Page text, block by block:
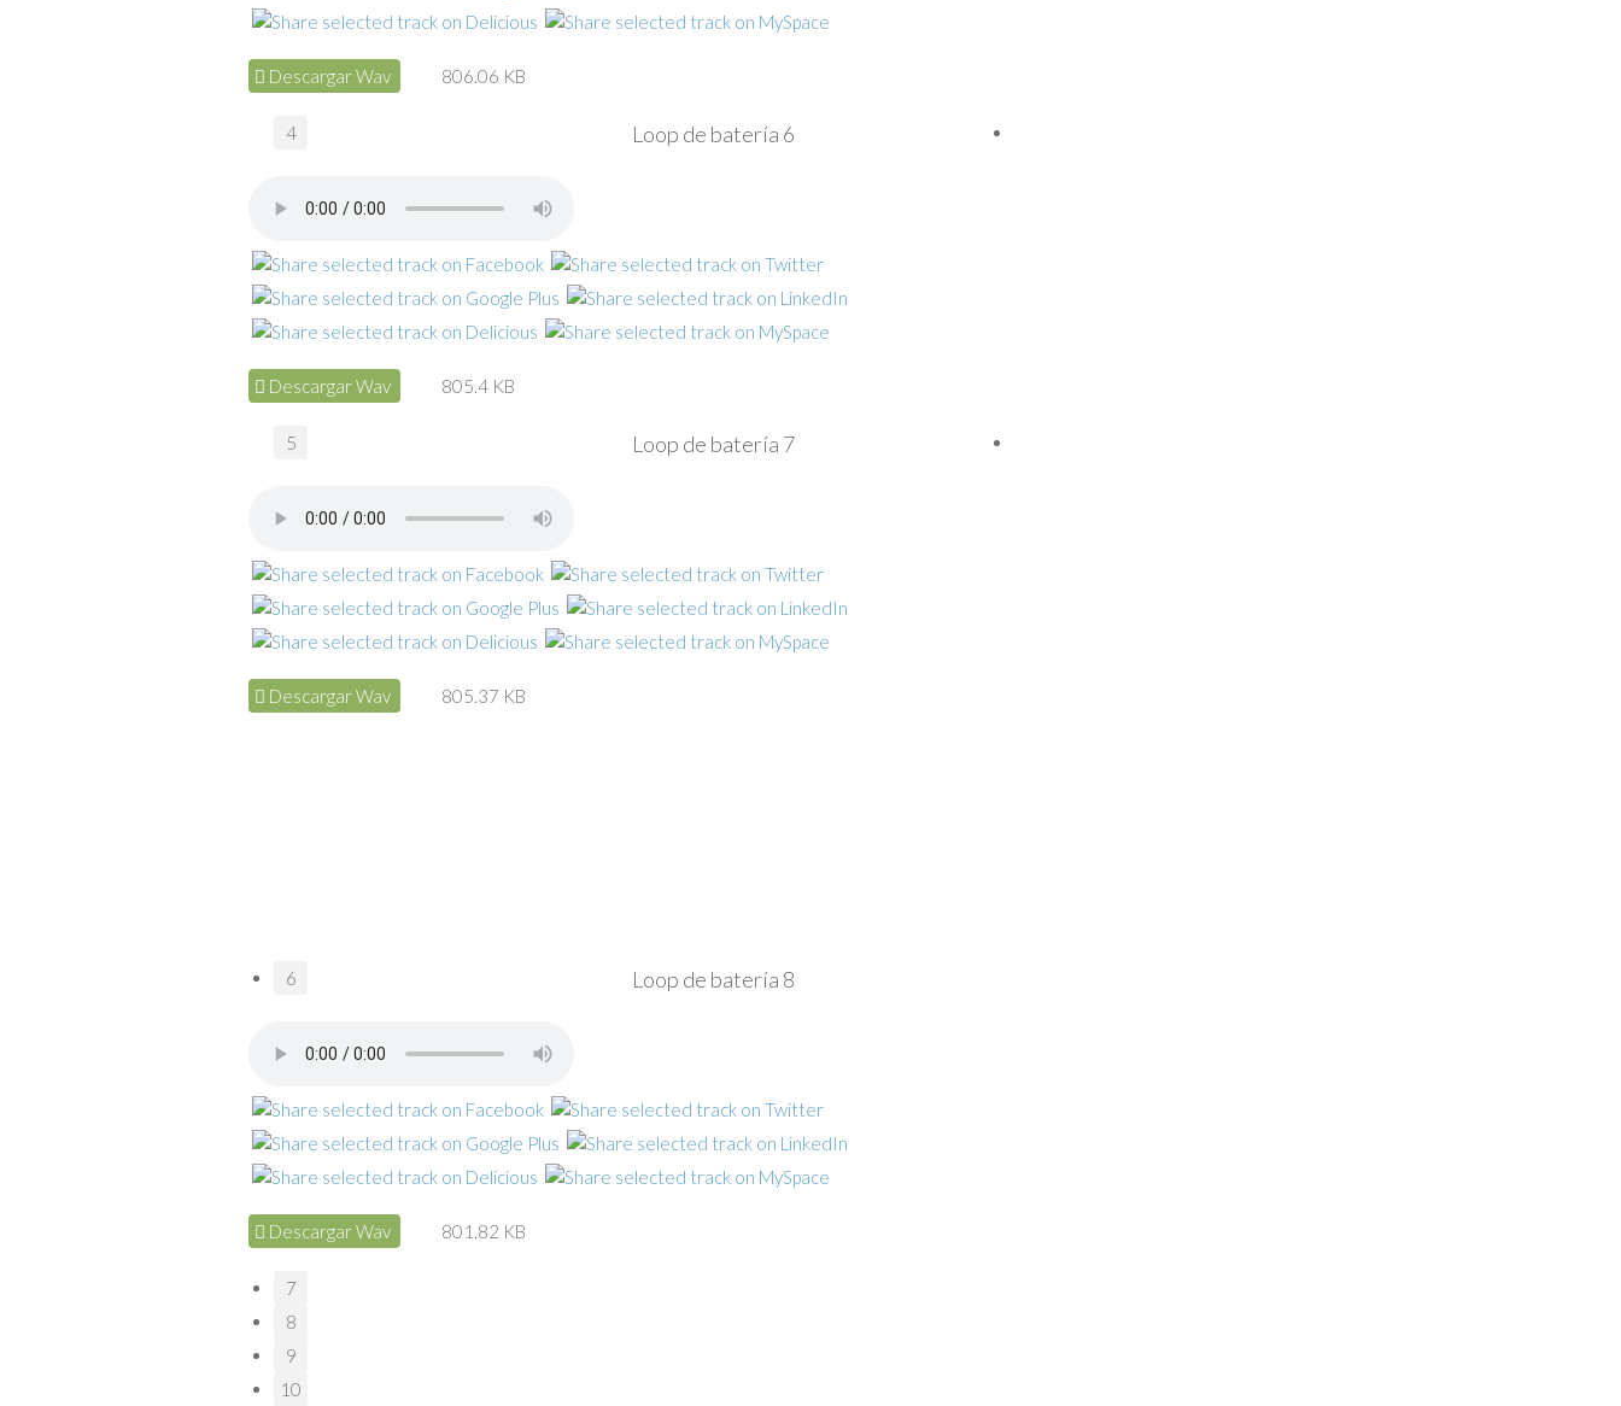
Descargar Wav 806.06 KB
Loop de batería 6
Descargar Wav 805.4 KB
Loop de batería 7
Descargar Wav 805.37 KB
Loop de batería 8
Descargar Wav 801.82 KB
4
5
6
7
8
9
10